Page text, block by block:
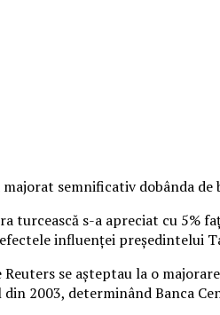
semnificativ dobânda
turcească s-a apreciat cu 5%
influenţei preşedintelui
se aşteptau la o
din 2003, determinând Banca